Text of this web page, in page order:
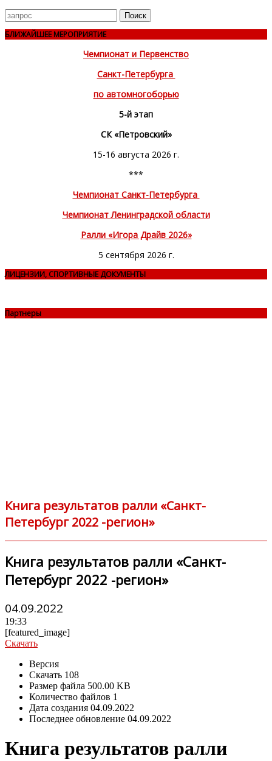
Поиск
для
БЛИЖАЙШЕЕ МЕРОПРИЯТИЕ
Чемпионат и Первенство
Санкт-Петербурга
по автомногоборью
5-й этап
СК «Петровский»
15-16 августа 2026 г.
***
Чемпионат Санкт-Петербурга
Чемпионат Ленинградской области
Ралли «Игора Драйв 2026»
5 сентября 2026 г.
ЛИЦЕНЗИИ, СПОРТИВНЫЕ ДОКУМЕНТЫ
Партнеры
Книга результатов ралли «Санкт-
Петербург 2022 -регион»
Книга результатов ралли «Санкт-
Петербург 2022 -регион»
04.09.2022
19:33
[featured_image]
Скачать
Версия
Скачать 108
Размер файла 500.00 KB
Количество файлов 1
Дата создания 04.09.2022
Последнее обновление 04.09.2022
Книга результатов ралли